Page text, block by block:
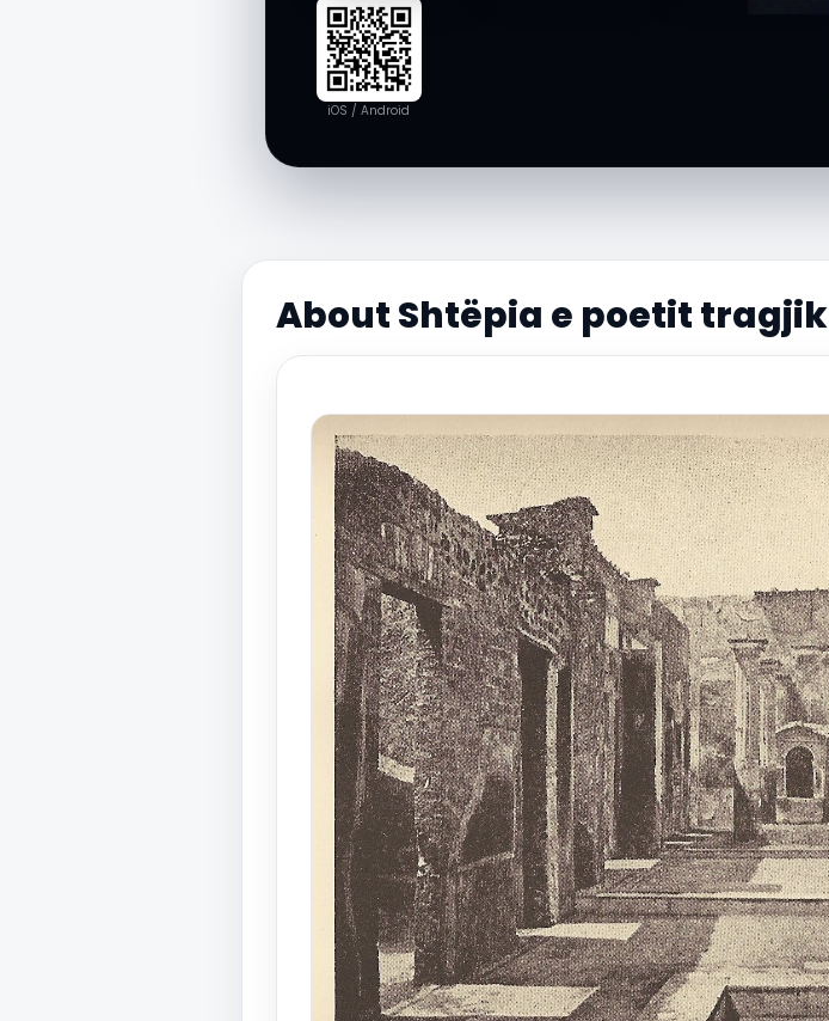
iOS / Android
About Shtëpia e poetit tragjik